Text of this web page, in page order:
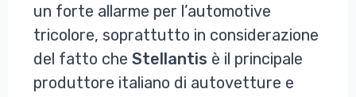
un forte allarme per l’automotive
tricolore, soprattutto in considerazione
del fatto che Stellantis è il principale
produttore italiano di autovetture e